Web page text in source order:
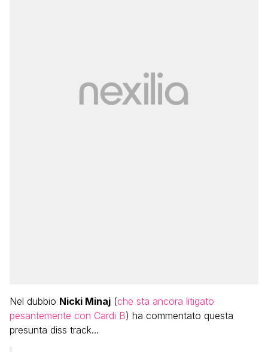
Nel dubbio Nicki Minaj (che sta ancora litigato
pesantemente con Cardi B) ha commentato questa
presunta diss track…